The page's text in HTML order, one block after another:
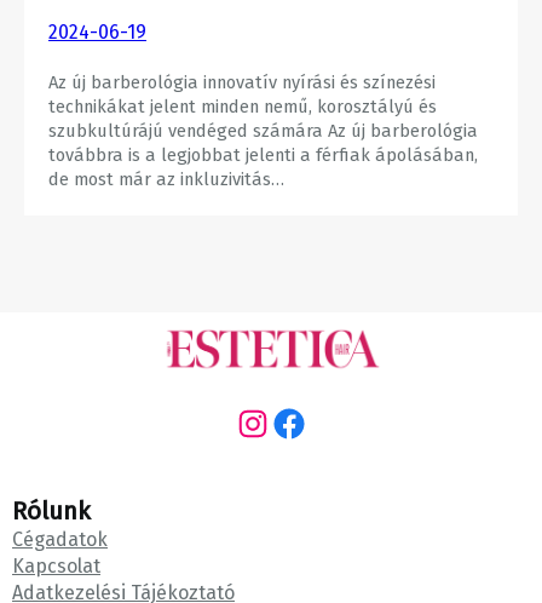
2024-06-19
Az új barberológia innovatív nyírási és színezési
technikákat jelent minden nemű, korosztályú és
szubkultúrájú vendéged számára Az új barberológia
továbbra is a legjobbat jelenti a férfiak ápolásában,
de most már az inkluzivitás…
Instagram Facebook
Rólunk
Cégadatok
Kapcsolat
Adatkezelési Tájékoztató